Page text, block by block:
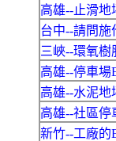
高雄--止滑地
台中--請問施
三峽--環氧樹
高雄--停車場
高雄--水泥地
高雄--社區停
新竹--工廠的